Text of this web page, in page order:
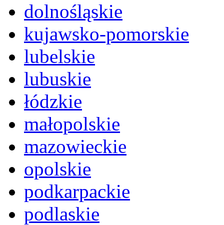
dolnośląskie
kujawsko-pomorskie
lubelskie
lubuskie
łódzkie
małopolskie
mazowieckie
opolskie
podkarpackie
podlaskie